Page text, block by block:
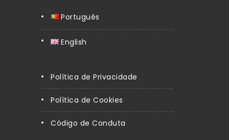
Português
English
Política de Privacidade
Política de Cookies
Código de Conduta